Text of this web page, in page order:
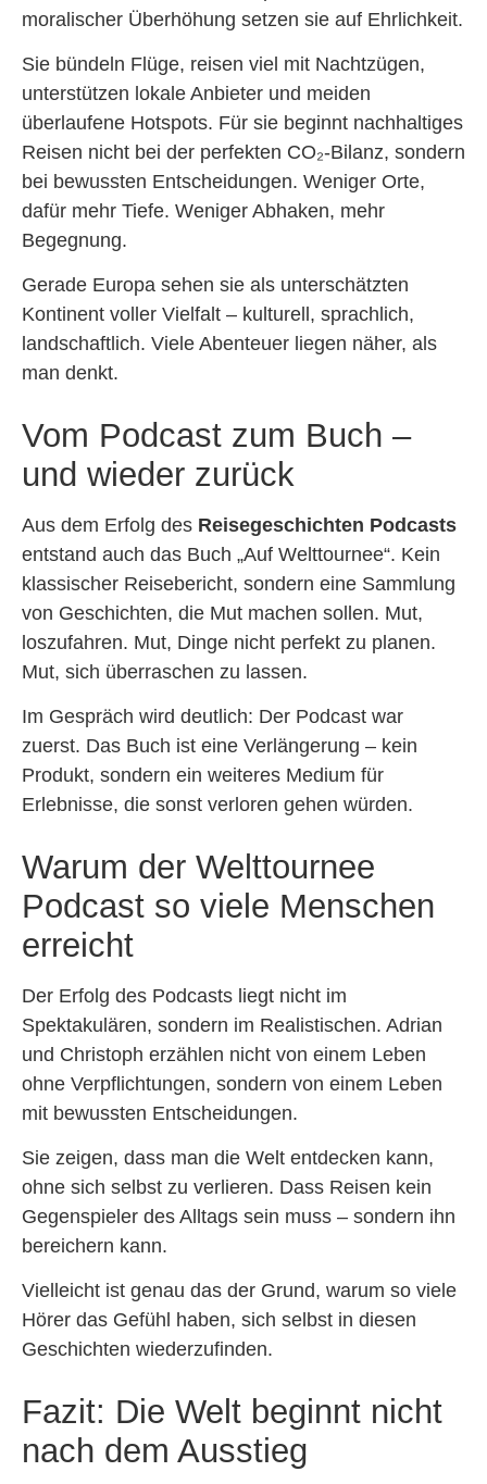
moralischer Überhöhung setzen sie auf Ehrlichkeit.
Sie bündeln Flüge, reisen viel mit Nachtzügen,
unterstützen lokale Anbieter und meiden
überlaufene Hotspots. Für sie beginnt nachhaltiges
Reisen nicht bei der perfekten CO₂-Bilanz, sondern
bei bewussten Entscheidungen. Weniger Orte,
dafür mehr Tiefe. Weniger Abhaken, mehr
Begegnung.
Gerade Europa sehen sie als unterschätzten
Kontinent voller Vielfalt – kulturell, sprachlich,
landschaftlich. Viele Abenteuer liegen näher, als
man denkt.
Vom Podcast zum Buch –
und wieder zurück
Aus dem Erfolg des Reisegeschichten Podcasts
entstand auch das Buch „Auf Welttournee“. Kein
klassischer Reisebericht, sondern eine Sammlung
von Geschichten, die Mut machen sollen. Mut,
loszufahren. Mut, Dinge nicht perfekt zu planen.
Mut, sich überraschen zu lassen.
Im Gespräch wird deutlich: Der Podcast war
zuerst. Das Buch ist eine Verlängerung – kein
Produkt, sondern ein weiteres Medium für
Erlebnisse, die sonst verloren gehen würden.
Warum der Welttournee
Podcast so viele Menschen
erreicht
Der Erfolg des Podcasts liegt nicht im
Spektakulären, sondern im Realistischen. Adrian
und Christoph erzählen nicht von einem Leben
ohne Verpflichtungen, sondern von einem Leben
mit bewussten Entscheidungen.
Sie zeigen, dass man die Welt entdecken kann,
ohne sich selbst zu verlieren. Dass Reisen kein
Gegenspieler des Alltags sein muss – sondern ihn
bereichern kann.
Vielleicht ist genau das der Grund, warum so viele
Hörer das Gefühl haben, sich selbst in diesen
Geschichten wiederzufinden.
Fazit: Die Welt beginnt nicht
nach dem Ausstieg